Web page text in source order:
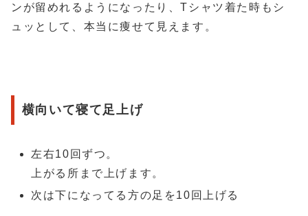
ンが留めれるようになったり、Tシャツ着た時もシ
ュッとして、本当に痩せて見えます。
横向いて寝て足上げ
左右10回ずつ。
上がる所まで上げます。
次は下になってる方の足を10回上げる